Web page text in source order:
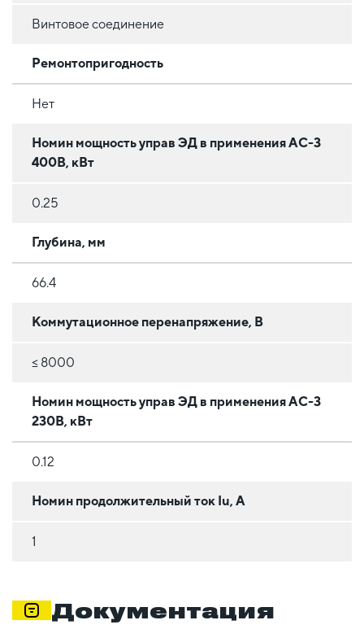
Винтовое соединение
Ремонтопригодность
Нет
Номин мощность управ ЭД в применения АС-3
400В, кВт
0.25
Глубина, мм
66.4
Коммутационное перенапряжение, В
≤ 8000
Номин мощность управ ЭД в применения АС-3
230В, кВт
0.12
Номин продолжительный ток Iu, А
1
Документация